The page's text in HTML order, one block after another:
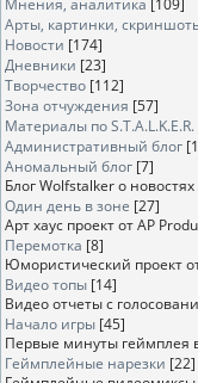
Мнения, аналитика [109]
Арты, картинки,
Новости [174]
Дневники [23]
Творчество [112]
Зона отчуждения [57]
Материалы по S.T.A.L.K.E.R.
Административный блог
Аномальный блог [7]
Блог Wolfstalker о
Один день в зоне [27]
Арт хаус проект от AP
Перемотка [8]
Юмористический проект
Видео топы [14]
Видео отчеты с
Начало игры [45]
Первые минуты геймплея
Геймплейные нарезки [22]